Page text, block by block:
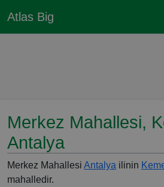
Atlas Big
Merkez Mahallesi,
Antalya
Merkez Mahallesi Antalya ilinin
mahalledir.